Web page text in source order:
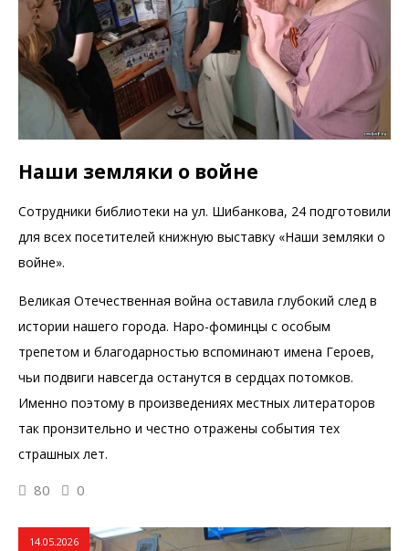
Наши земляки о войне
Сотрудники библиотеки на ул. Шибанкова, 24 подготовили
для всех посетителей книжную выставку «Наши земляки о
войне».
Великая Отечественная война оставила глубокий след в
истории нашего города. Наро-фоминцы с особым
трепетом и благодарностью вспоминают имена Героев,
чьи подвиги навсегда останутся в сердцах потомков.
Именно поэтому в произведениях местных литераторов
так пронзительно и честно отражены события тех
страшных лет.
80 0
14.05.2026